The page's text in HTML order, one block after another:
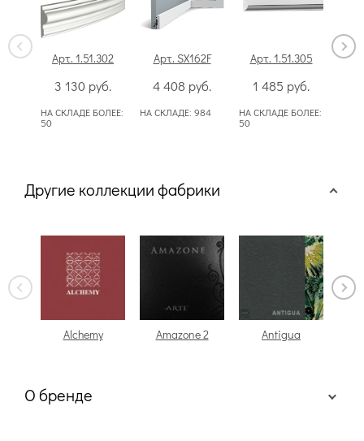
Арт. 1.51.302
3 130 руб.
НА СКЛАДЕ БОЛЕЕ:
50
Арт. SX162F
4 408 руб.
НА СКЛАДЕ: 984
Арт. 1.51.305
1 485 руб.
НА СКЛАДЕ БОЛЕЕ:
50
Другие коллекции фабрики
Alchemy Amazone 2 Antigua
О бренде